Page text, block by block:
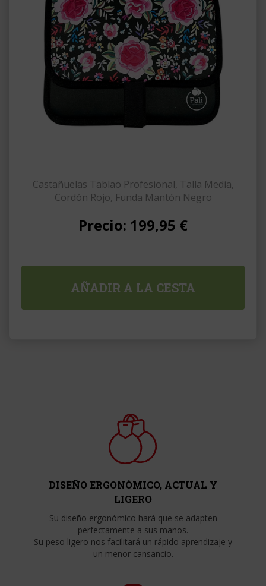
Castañuelas Tablao Profesional, Talla Media,
Cordón Rojo, Funda Mantón Negro
Precio: 199,95 €
AÑADIR A LA CESTA
DISEÑO ERGONÓMICO, ACTUAL Y
LIGERO
Su diseño ergonómico hará que se adapten
perfectamente a sus manos.
Su peso ligero nos facilitará un rápido aprendizaje y
un menor cansancio.